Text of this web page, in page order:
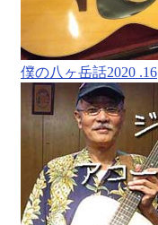
僕の八ヶ岳話2020 .16